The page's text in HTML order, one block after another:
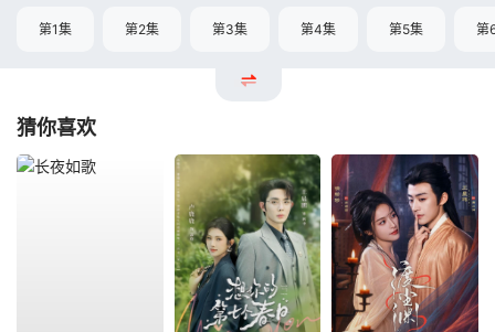
第1集 第2集 第3集 第4集 第5集 第
猜你喜欢